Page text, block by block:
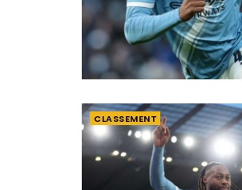
CLASSEMENT